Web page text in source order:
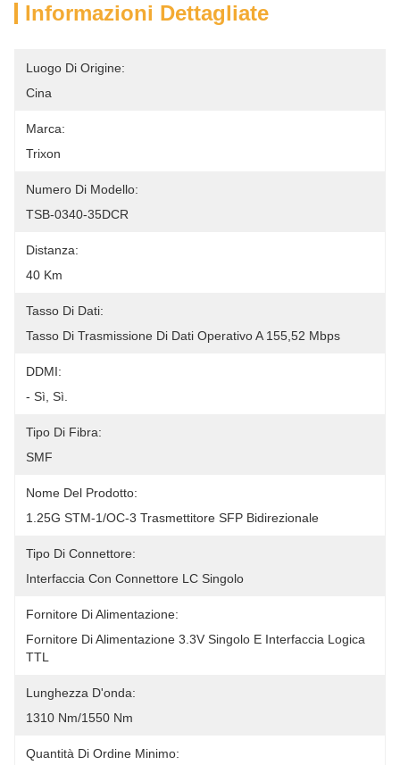
Informazioni Dettagliate
Luogo Di Origine:
Cina
Marca:
Trixon
Numero Di Modello:
TSB-0340-35DCR
Distanza:
40 Km
Tasso Di Dati:
Tasso Di Trasmissione Di Dati Operativo A 155,52 Mbps
DDMI:
- Sì, Sì.
Tipo Di Fibra:
SMF
Nome Del Prodotto:
1.25G STM-1/OC-3 Trasmettitore SFP Bidirezionale
Tipo Di Connettore:
Interfaccia Con Connettore LC Singolo
Fornitore Di Alimentazione:
Fornitore Di Alimentazione 3.3V Singolo E Interfaccia Logica
TTL
Lunghezza D'onda:
1310 Nm/1550 Nm
Quantità Di Ordine Minimo: